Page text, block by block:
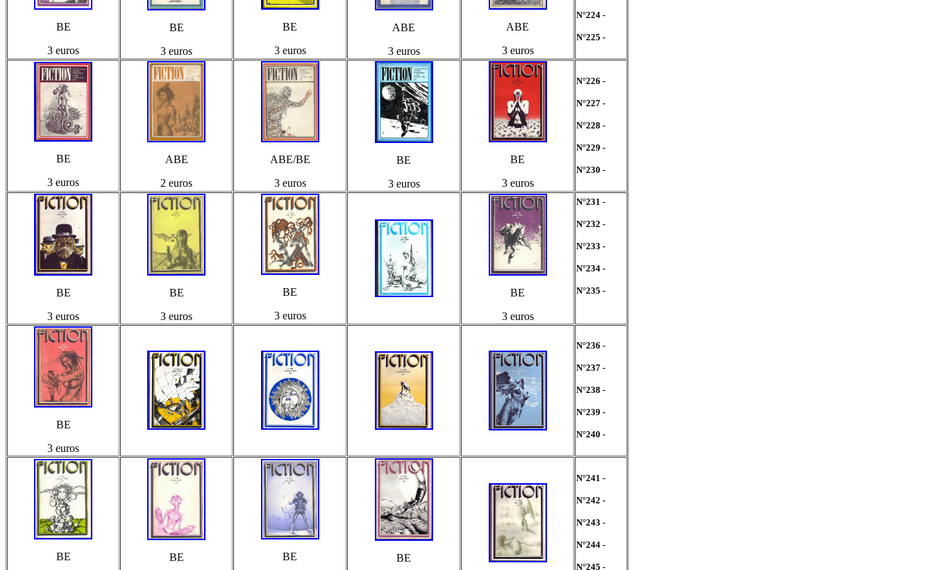
BE
3 euros
BE
3 euros
BE
3 euros
ABE
3 euros
ABE
3 euros
N°224 -
N°225 -
BE
3 euros
ABE
2 euros
ABE/BE
3 euros
BE
3 euros
BE
3 euros
N°226 -
N°227 -
N°228 -
N°229 -
N°230 -
BE
3 euros
BE
3 euros
BE
3 euros
BE
3 euros
N°231 -
N°232 -
N°233 -
N°234 -
N°235 -
BE
3 euros
N°236 -
N°237 -
N°238 -
N°239 -
N°240 -
BE BE BE BE
N°241 -
N°242 -
N°243 -
N°244 -
N°245 -